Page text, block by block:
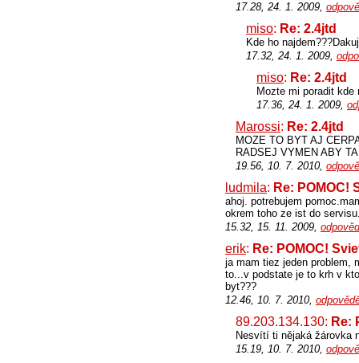
17.28, 24. 1. 2009,
miso: Re: 2.4jtd
Kde ho
17.32, 24. 1. 2009,
miso: Re: 2.4jtd
Mozte mi poradit kde
17.36, 24. 1. 2009,
Marossi: Re: 2.4jtd
MOZE TO BYT AJ
RADSEJ VYMEN ABY
19.56, 10. 7. 2010,
ludmila: Re: POMOC!
ahoj. potrebujem
okrem toho ze ist do
15.32, 15. 11. 2009,
erik: Re: POMOC!
ja mam tiez jeden problem,
to...v podstate je to krh v
byt???
12.46, 10. 7. 2010,
89.203.134.130: Re:
Nesvítí ti nějaká žárovka
15.19, 10. 7. 2010,